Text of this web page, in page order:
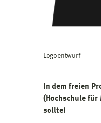
Logoentwurf
In dem freien
(Hochschule für
sollte!